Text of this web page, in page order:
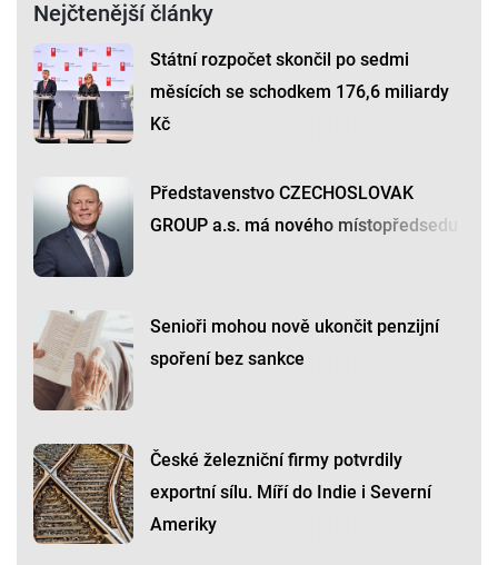
Nejčtenější články
Státní rozpočet skončil po sedmi
měsících se schodkem 176,6 miliardy
Kč
Představenstvo CZECHOSLOVAK
GROUP a.s. má nového místopředsedu
Senioři mohou nově ukončit penzijní
spoření bez sankce
České železniční firmy potvrdily
exportní sílu. Míří do Indie i Severní
Ameriky